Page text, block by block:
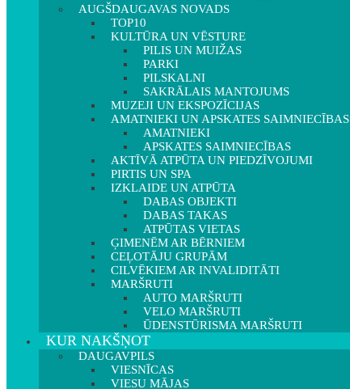
AUGŠDAUGAVAS NOVADS
TOP10
KULTŪRA UN VĒSTURE
PILIS UN MUIŽAS
PARKI
PILSKALNI
SAKRĀLAIS MANTOJUMS
MUZEJI UN EKSPOZĪCIJAS
AMATNIEKI UN APSKATES SAIMNIECĪBAS
AMATNIEKI
APSKATES SAIMNIECĪBAS
AKTĪVĀ ATPŪTA UN PIEDZĪVOJUMI
PIRTIS UN SPA
IZKLAIDE UN ATPŪTA
DABAS OBJEKTI
DABAS TAKAS
ATPŪTAS VIETAS
ĢIMENĒM AR BĒRNIEM
CEĻOTĀJU GRUPĀM
CILVĒKIEM AR INVALIDITĀTI
MARŠRUTI
AUTO MARŠRUTI
VELO MARŠRUTI
ŪDENSTŪRISMA MARŠRUTI
KUR NAKŠŅOT
DAUGAVPILS
VIESNĪCAS
VIESU MĀJAS